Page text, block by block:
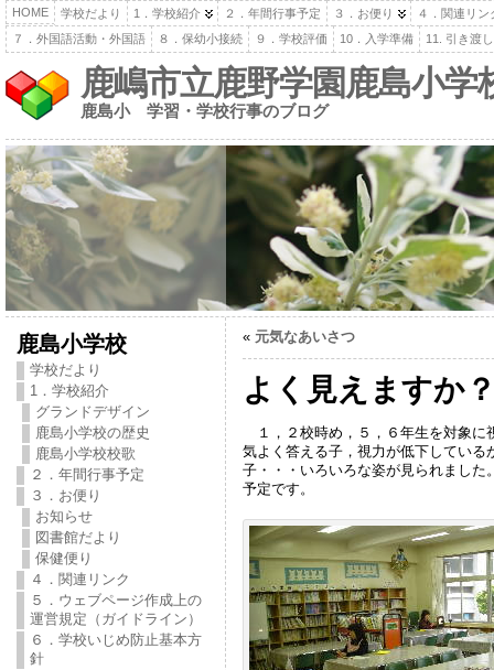
HOME 学校だより 1．学校紹介 ２．年間行事予定 ３．お便り
４．関連リン
７．外国語活動・外国語
８．保幼小接続 ９．学校評価 10．入学準備 11. 引き渡
鹿嶋市立鹿野学園鹿島小学
鹿島小 学習・学校行事のブログ
鹿島小学校
学校だより
1．学校紹介
グランドデザイン
鹿島小学校の歴史
鹿島小学校校歌
２．年間行事予定
３．お便り
お知らせ
図書館だより
保健便り
４．関連リンク
５．ウェブページ作成上の
運営規定（ガイドライン）
６．学校いじめ防止基本方
針
« 元気なあいさつ
よく見えますか
１，２校時め，５，６年生を対象に
気よく答える子，視力が低下してい
子・・・いろいろな姿が見られまし
予定です。